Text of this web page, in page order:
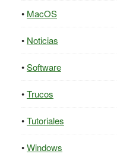
MacOS
Noticias
Software
Trucos
Tutoriales
Windows